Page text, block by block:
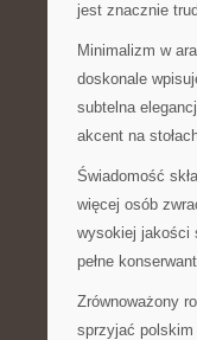
jest znacznie
Minimalizm w
doskonale
subtelna
akcent na
Świadomość
więcej osób
wysokiej jakości
pełne
Zrównoważony
sprzyjać polskim